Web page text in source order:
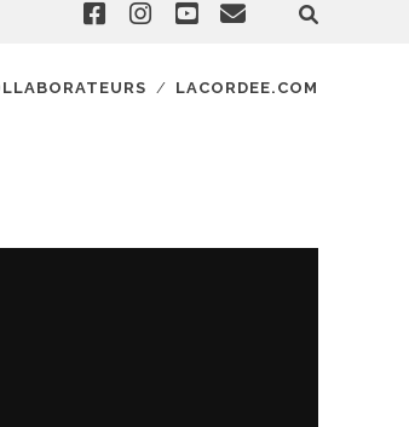
LACORDEE.COM